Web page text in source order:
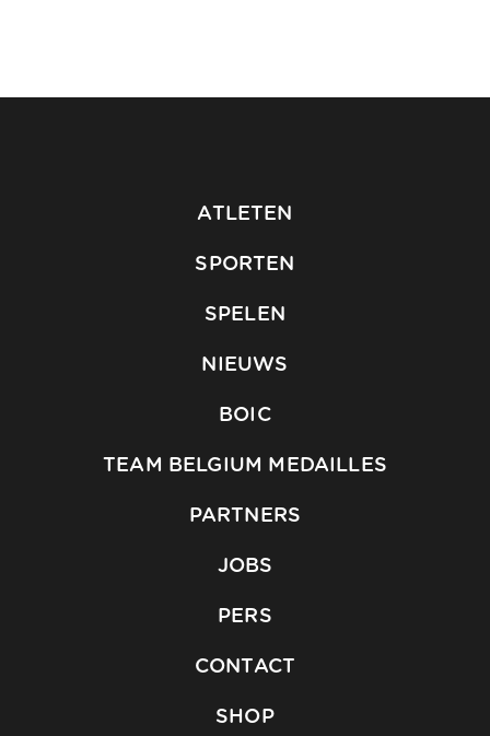
ATLETEN
SPORTEN
SPELEN
NIEUWS
BOIC
TEAM BELGIUM MEDAILLES
PARTNERS
JOBS
PERS
CONTACT
SHOP